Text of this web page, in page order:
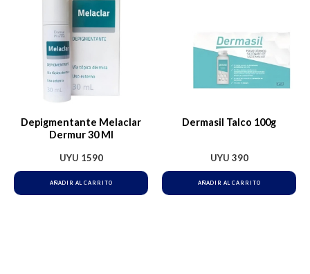
Depigmentante Melaclar
Dermur 30 Ml
UYU 1590
AÑADIR AL CARRITO
Dermasil Talco 100g
UYU 390
AÑADIR AL CARRITO